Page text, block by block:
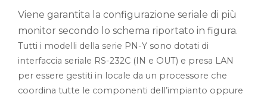
Viene garantita la configurazione seriale di più
monitor secondo lo schema riportato in figura.
Tutti i modelli della serie PN-Y sono dotati di
interfaccia seriale RS-232C (IN e OUT) e presa LAN
per essere gestiti in locale da un processore che
coordina tutte le componenti dell’impianto oppure